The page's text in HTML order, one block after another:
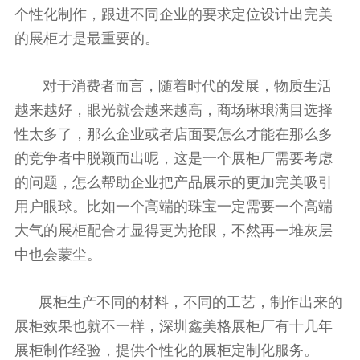
个性化制作，跟进不同企业的要求定位设计出完美
的展柜才是最重要的。
对于消费者而言，随着时代的发展，物质生活
越来越好，眼光就会越来越高，商场琳琅满目选择
性太多了，那么企业或者店面要怎么才能在那么多
的竞争者中脱颖而出呢，这是一个展柜厂需要考虑
的问题，怎么帮助企业把产品展示的更加完美吸引
用户眼球。比如一个高端的珠宝一定需要一个高端
大气的展柜配合才显得更为抢眼，不然再一堆灰层
中也会蒙尘。
展柜生产不同的材料，不同的工艺，制作出来的
展柜效果也就不一样，深圳鑫美格展柜厂有十几年
展柜制作经验，提供个性化的展柜定制化服务。